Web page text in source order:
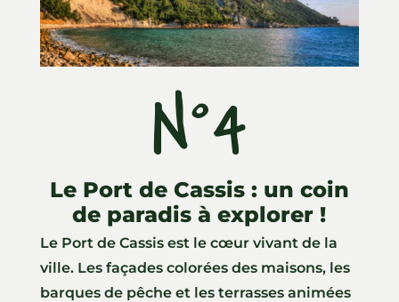
N°4
Le Port de Cassis : un coin
de paradis à explorer !
Le Port de Cassis est le cœur vivant de la
ville. Les façades colorées des maisons, les
barques de pêche et les terrasses animées